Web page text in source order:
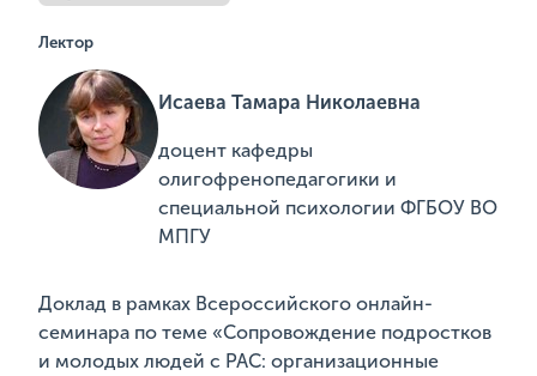
Лектор
Исаева Тамара Николаевна
доцент кафедры
олигофренопедагогики и
специальной психологии ФГБОУ ВО
МПГУ
Доклад в рамках Всероссийского онлайн-
семинара по теме «Сопровождение подростков
и молодых людей с РАС: организационные